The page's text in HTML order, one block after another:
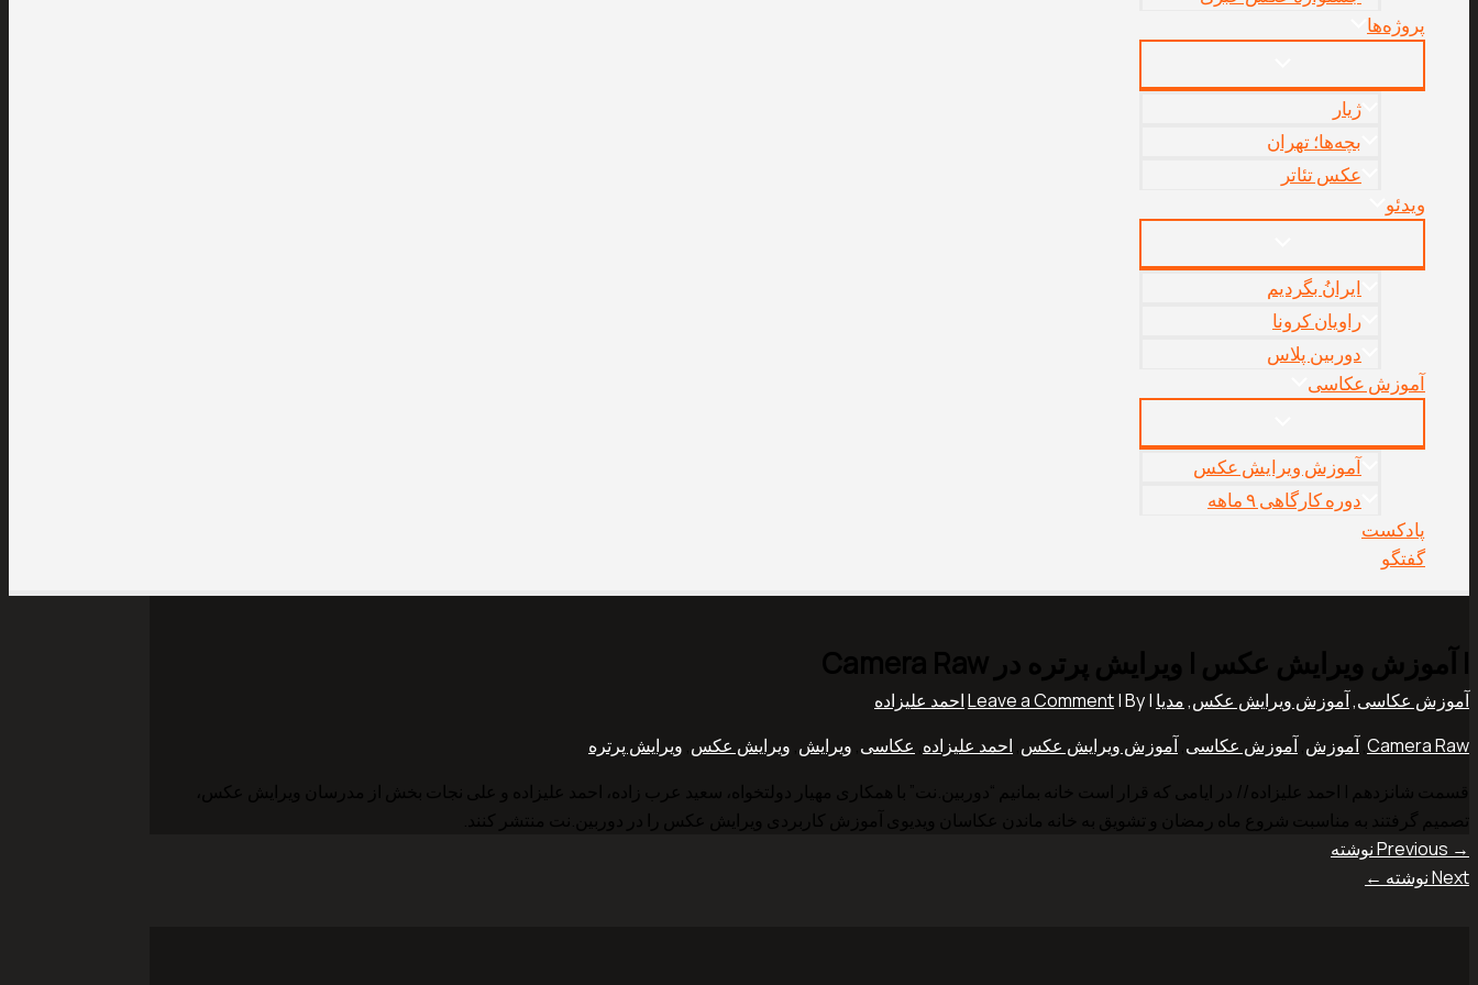
پروژه‌‌ها
ژیار
بچه‌ها؛ تهران
عکس تئاتر
ویدئو
ایرانُ بگردیم
راویان کرونا
دوربین پلاس
آموزش عکاسی
آموزش ویرایش عکس
دوره کارگاهی ۹ ماهه
پادکست
گفتگو
آموزش عکاسی,آموزش ویرایش عکس,مدیا |
Leave a Comment| By
احمد علیزاده
Camera Raw
,آموزش ,آموزش عکاسی ,آموزش ویرایش عکس احمد علیزاده عکاسی ویرایش ویرایش عکس ویرایش پرتره
→
Next نوشته
←